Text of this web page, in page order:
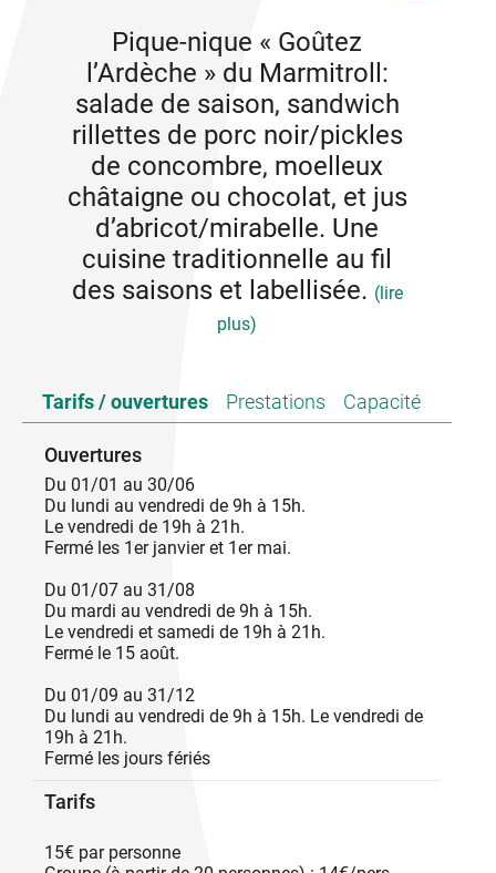
Pique-nique « Goûtez
l’Ardèche » du Marmitroll:
salade de saison, sandwich
rillettes de porc noir/pickles
de concombre, moelleux
châtaigne ou chocolat, et jus
d’abricot/mirabelle. Une
cuisine traditionnelle au fil
des saisons et labellisée. (lire
plus)
l’Ardèche composé de :
Sandwich aux rillettes de porc noir et pickles de
concombre
Moelleux à la châtaigne ou moelleux au chocolat
Jus d’abricot ou de mirabelle
Condition de commande pour le pique-nique : la
L'équipe du Marmitroll vous accueille au cœur du
village dans un cadre convivial, sur sa terrasse
ombragée en été ou près de sa cheminée en hiver.
généreuse, composée de produits frais et de saison.
Possibilité d'ouverture un soir de semaine ou le
dimanche hors saison pour des groupes à partir
d'une quinzaine de personne, sur réservation au
minimum une semaine à l'avance.
Notre établissement est sélectionné « Goûtez
''La cuisine du Marmitroll a accueilli son nouveau
Chef Noé Pallier le 30 septembre 2024. Sa cuisine
Tarifs / ouvertures Prestations Capacité
Ouvertures
Du 01/01 au 30/06
Du lundi au vendredi de 9h à 15h.
Le vendredi de 19h à 21h.
Fermé les 1er janvier et 1er mai.
Du 01/07 au 31/08
Du mardi au vendredi de 9h à 15h.
Le vendredi et samedi de 19h à 21h.
Fermé le 15 août.
Du 01/09 au 31/12
Du lundi au vendredi de 9h à 15h. Le vendredi de
19h à 21h.
Fermé les jours fériés
Tarifs
15€ par personne